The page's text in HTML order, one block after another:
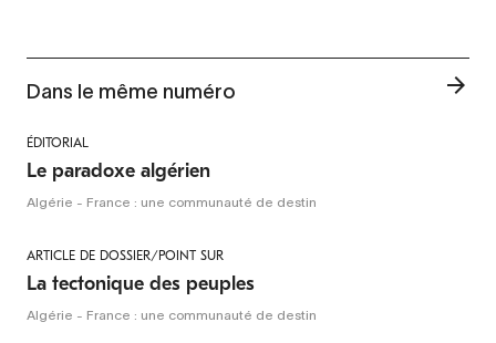
Dans le même numéro
ÉDITORIAL
Le paradoxe algérien
Algérie - France : une communauté de destin
ARTICLE DE DOSSIER/POINT SUR
La tectonique des peuples
Algérie - France : une communauté de destin